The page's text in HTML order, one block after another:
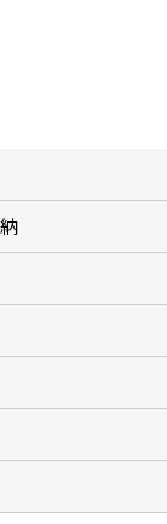
ス